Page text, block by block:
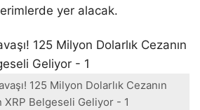
yer alacak.
125 Milyon Dolarlık Cezanın
XRP Belgeseli Geliyor - 1